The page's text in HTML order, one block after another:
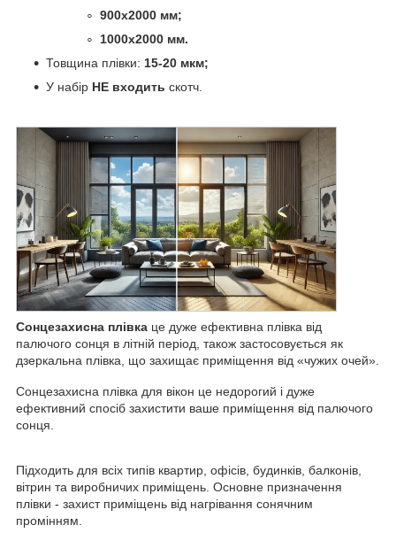
900х2000 мм;
1000х2000 мм.
Товщина плівки: 15-20 мкм;
У набір НЕ входить скотч.
Сонцезахисна плівка це дуже ефективна плівка від
палючого сонця в літній період, також застосовується як
дзеркальна плівка, що захищає приміщення від «чужих очей».
Сонцезахисна плівка для вікон це недорогий і дуже
ефективний спосіб захистити ваше приміщення від палючого
сонця.
Підходить для всіх типів квартир, офісів, будинків, балконів,
вітрин та виробничих приміщень. Основне призначення
плівки - захист приміщень від нагрівання сонячним
промінням.